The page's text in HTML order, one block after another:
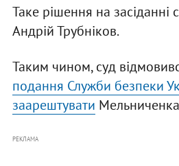
Таке рішення на засіданні
Андрій Трубніков.
Таким чином, суд
подання Служби безпеки
заарештувати
РЕКЛАМА